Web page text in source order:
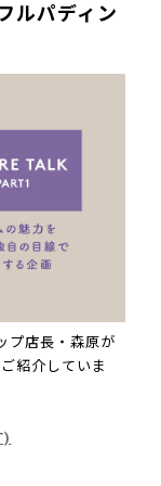
ルパディン
プ店長・森原が
紹介していま
)